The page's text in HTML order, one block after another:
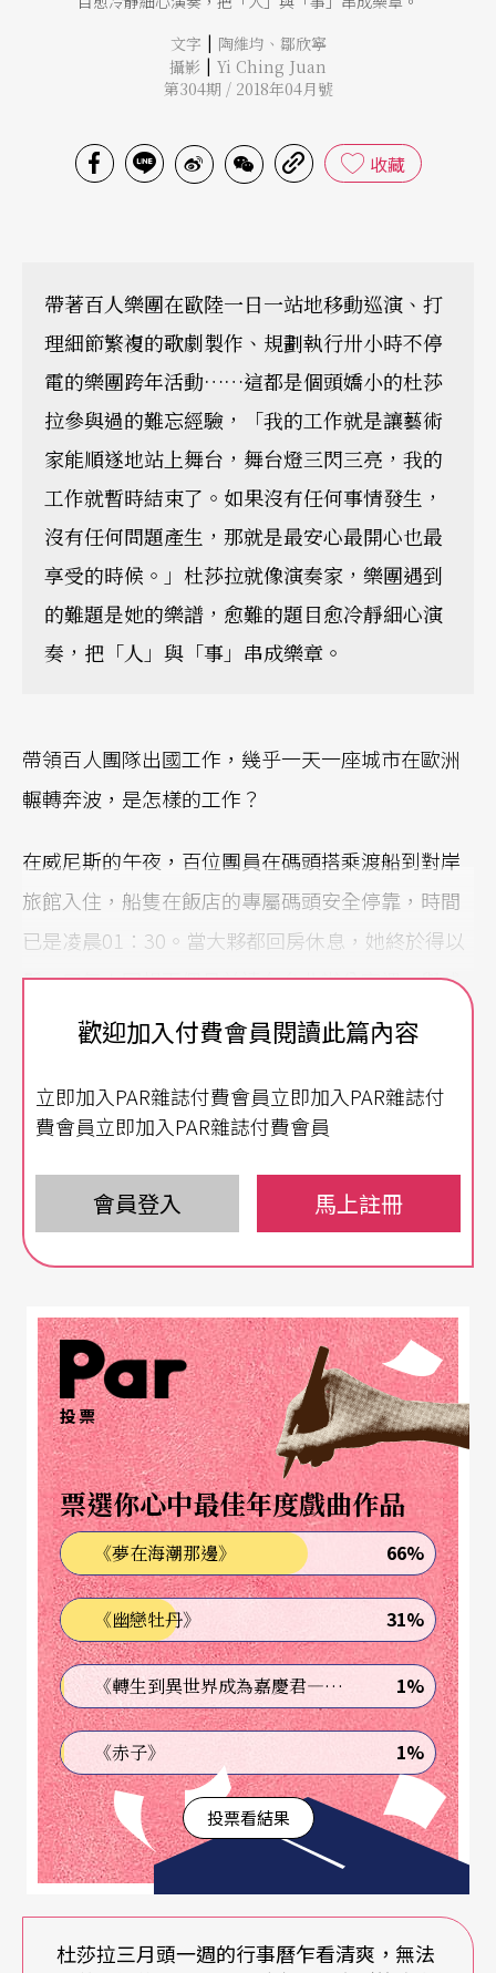
文字 | 陶維均 、 鄒欣寧
攝影 | Yi Ching Juan
第304期 / 2018年04月號
收藏
帶著百人樂團在歐陸一日一站地移動巡演、打
理細節繁複的歌劇製作、規劃執行卅小時不停
電的樂團跨年活動……這都是個頭嬌小的杜莎
拉參與過的難忘經驗，「我的工作就是讓藝術
家能順遂地站上舞台，舞台燈三閃三亮，我的
工作就暫時結束了。如果沒有任何事情發生，
沒有任何問題產生，那就是最安心最開心也最
享受的時候。」杜莎拉就像演奏家，樂團遇到
的難題是她的樂譜，愈難的題目愈冷靜細心演
奏，把「人」與「事」串成樂章。
帶領百人團隊出國工作，幾乎一天一座城市在歐洲
輾轉奔波，是怎樣的工作？
在威尼斯的午夜，百位團員在碼頭搭乘渡船到對岸
旅館入住，船隻在飯店的專屬碼頭安全停靠，時間
已是凌晨01：30。當大夥都回房休息，她終於得以
鬆一口氣！回想兩個月前遠在台北辦公室裡，與威
尼斯當地的飯店與船家，來來回回用英文與義大利
渡船，把一行一百多人載回飯店專屬的碼頭，能讓
大家早一分鐘回到房間休息，就是她最大的目標！
人稱「莎拉」的杜佳舫 國家交響樂團（NSO）任
職時，有許多這樣的回憶。她帶著百人樂團和名貴
個性需求甚至照顧樂器的方法都不同，莎拉的任務
就是讓演出順利發生，排除所有讓演出無法順利發
生的難題。音樂是以時間為載體的藝術形式，單顆
音符不成曲調，這秒連著下秒才是旋律。讓音樂會
從企劃到發生當中每區段的時間單位都順利流暢的
銜接，這需要強大的組織和溝通能力；莎拉也像演
奏家，樂團遇到的難題是她的樂譜，愈難的題目愈
冷靜細心演奏，把「人」與「事」串成樂章。
孩子陸續誕生，如今她已是母親，其實也是溝通協
調和照顧。看著孩子的音樂課本，她投注更多心力
做教育，成立了公司也和文教基金會合作，帶NSO
音樂家進學校，讓孩子課本讀完貝多芬之後馬上聽
現場演奏，用戲劇演出或音樂會去呈現課本上的內
容。她推動寒暑假的師資培訓營，教學校的音樂老
師怎麼帶阿卡貝拉、爵士樂怎麼聽怎麼教怎麼演，
把幾年來累積的人脈資源投注在偏鄉教育，期許未
歡迎加入付費會員閱讀此篇內容
立即加入PAR雜誌付費會員立即加入PAR雜誌付
費會員立即加入PAR雜誌付費會員
會員登入 馬上註冊
投票
票選你心中最佳年度戲曲作品
《夢在海潮那邊》 66%
《幽戀牡丹》 31%
《轉生到異世界成為嘉慶君—發現我的祖先是詐騙集團!?》 1%
《赤子》 1%
投票看結果
杜莎拉三月頭一週的行事曆乍看清爽，無法